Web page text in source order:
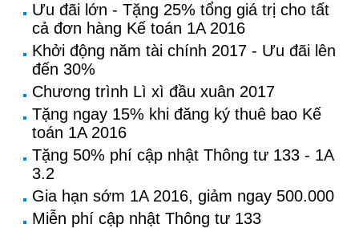
Ưu đãi lớn - Tặng 25% tổng giá trị cho tất
cả đơn hàng Kế toán 1A 2016
Khởi động năm tài chính 2017 - Ưu đãi lên
đến 30%
Chương trình Lì xì đầu xuân 2017
Tặng ngay 15% khi đăng ký thuê bao Kế
toán 1A 2016
Tặng 50% phí cập nhật Thông tư 133 - 1A
3.2
Gia hạn sớm 1A 2016, giảm ngay 500.000
Miễn phí cập nhật Thông tư 133